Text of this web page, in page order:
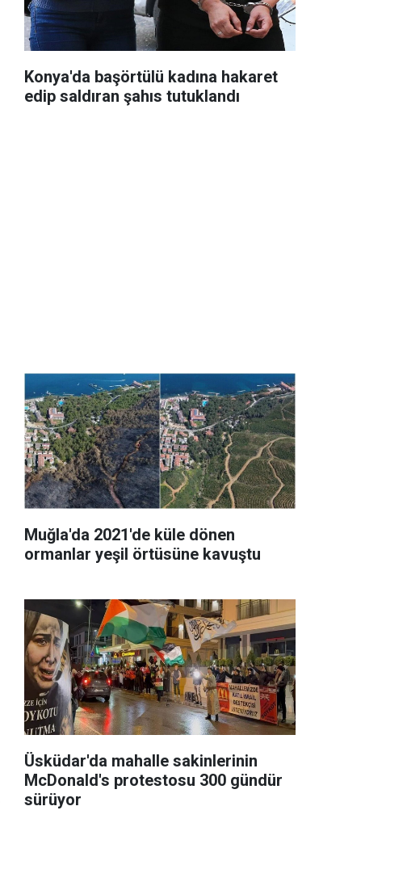
Konya'da başörtülü kadına hakaret
edip saldıran şahıs tutuklandı
Muğla'da 2021'de küle dönen
ormanlar yeşil örtüsüne kavuştu
Üsküdar'da mahalle sakinlerinin
McDonald's protestosu 300 gündür
sürüyor